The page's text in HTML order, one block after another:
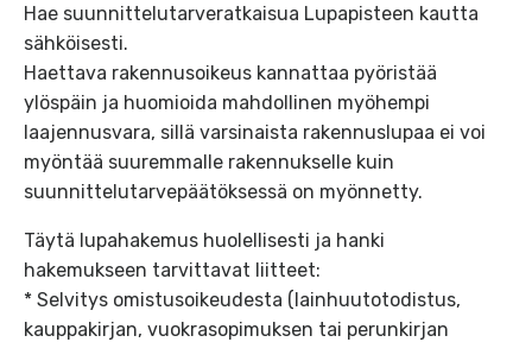
Hae suunnittelutarveratkaisua Lupapisteen kautta
sähköisesti.
Haettava rakennusoikeus kannattaa pyöristää
ylöspäin ja huomioida mahdollinen myöhempi
laajennusvara, sillä varsinaista rakennuslupaa ei voi
myöntää suuremmalle rakennukselle kuin
suunnittelutarvepäätöksessä on myönnetty.
Täytä lupahakemus huolellisesti ja hanki
hakemukseen tarvittavat liitteet:
* Selvitys omistusoikeudesta (lainhuutotodistus,
kauppakirjan, vuokrasopimuksen tai perunkirjan